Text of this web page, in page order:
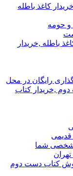
کاغذ باطله
و حومه
باطله ,خریدار
رایگان در محل
,خریدار کتاب
شخصی شما
کتاب دست دوم